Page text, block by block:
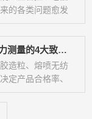
的各类问题愈发
环境管控、人员
长期存在隐蔽
橡塑厂必看！高温熔体压力测量的4大致命痛点，90%工厂都在踩坑
造粒、熔喷无纺
定产品合格率、
看似小小的压力
的生产命脉。